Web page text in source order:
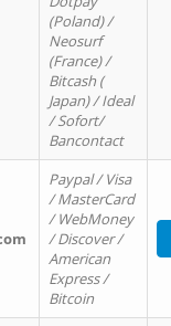
(Poland) /
Neosurf
(France) /
Bitcash (
Japan) / Ideal
/ Sofort/
Bancontact
Paypal / Visa
/ MasterCard
/ WebMoney
/ Discover /
American
Express /
Bitcoin